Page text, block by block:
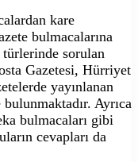
kare
bulmacalarına
sorulan
Gazetesi, Hürriyet
yayınlanan
Ayrıca
bulmacaları gibi
cevapları da